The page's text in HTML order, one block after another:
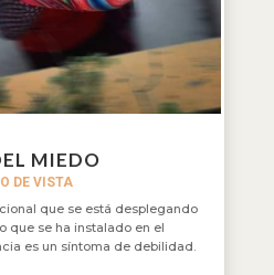
MIEDO
DE VISTA
que se está desplegando
que se ha instalado en el
es un síntoma de debilidad.